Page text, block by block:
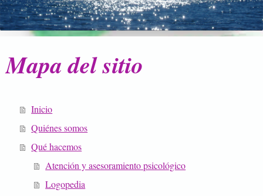
Mapa del sitio
Inicio
Quiénes somos
Qué hacemos
Atención y asesoramiento psicológico
Logopedia